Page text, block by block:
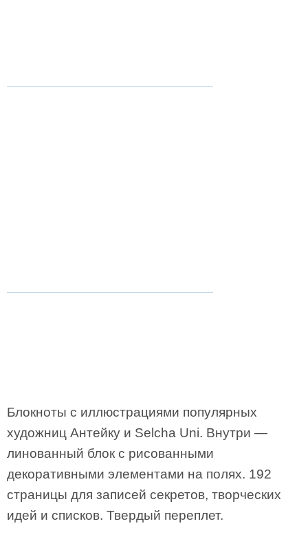
Блокноты с иллюстрациями популярных
художниц Антейку и Selcha Uni. Внутри —
линованный блок с рисованными
декоративными элементами на полях. 192
страницы для записей секретов, творческих
идей и списков. Твердый переплет.